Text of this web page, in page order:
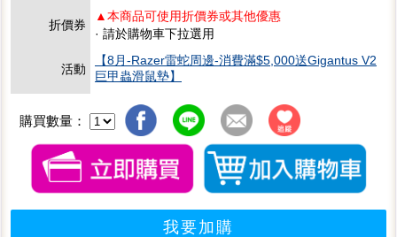
折價券
▲本商品可使用折價券或其他優惠
· 請於購物車下拉選用
活動
【8月-Razer雷蛇周邊-消費滿$5,000送Gigantus V2
巨甲蟲滑鼠墊】
購買數量：
我要加購